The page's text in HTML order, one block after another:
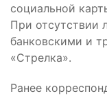
социальной
При отсутствии
банковскими и
«Стрелка».
Ранее